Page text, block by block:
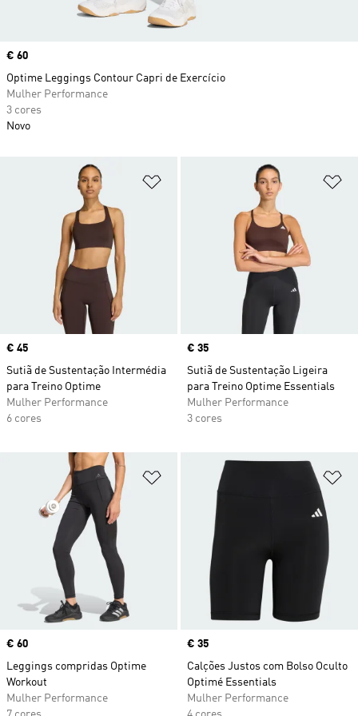
Adicionar à Lista de Desejos
Price
€ 45
Sutiã de Sustentação Intermédia
para Treino Optime
Mulher Performance
6 cores
Price
€ 35
Sutiã de Sustentação Ligeira
para Treino Optime Essentials
Mulher Performance
3 cores
Adicionar à Lista de Desejos
Price
€ 60
Leggings compridas Optime
Workout
Mulher Performance
Price
€ 35
Calções Justos com Bolso Oculto
Optimé Essentials
Mulher Performance
Price
€ 60
Optime Leggings Contour Capri de Exercício
Mulher Performance
3 cores
Novo